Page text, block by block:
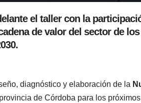
el taller con la
de valor del sector de
diagnóstico y elaboración de la
de Córdoba para los